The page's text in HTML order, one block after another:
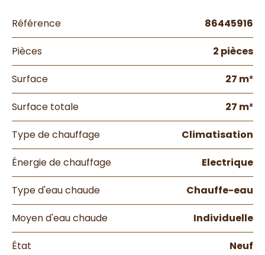
Référence 86445916
Pièces 2 pièces
Surface 27 m²
Surface totale 27 m²
Type de chauffage Climatisation
Énergie de chauffage Electrique
Type d'eau chaude Chauffe-eau
Moyen d'eau chaude Individuelle
État Neuf